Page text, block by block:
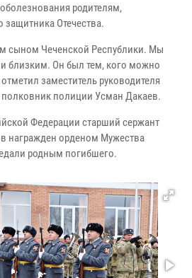
родителям,
Отечества.
сыном Чеченской Республики. Мы
близким. Он был тем, кого можно
заместитель руководителя
полковник полиции Усман Дакаев.
Федерации старший сержант
награжден орденом Мужества
родным погибшего.